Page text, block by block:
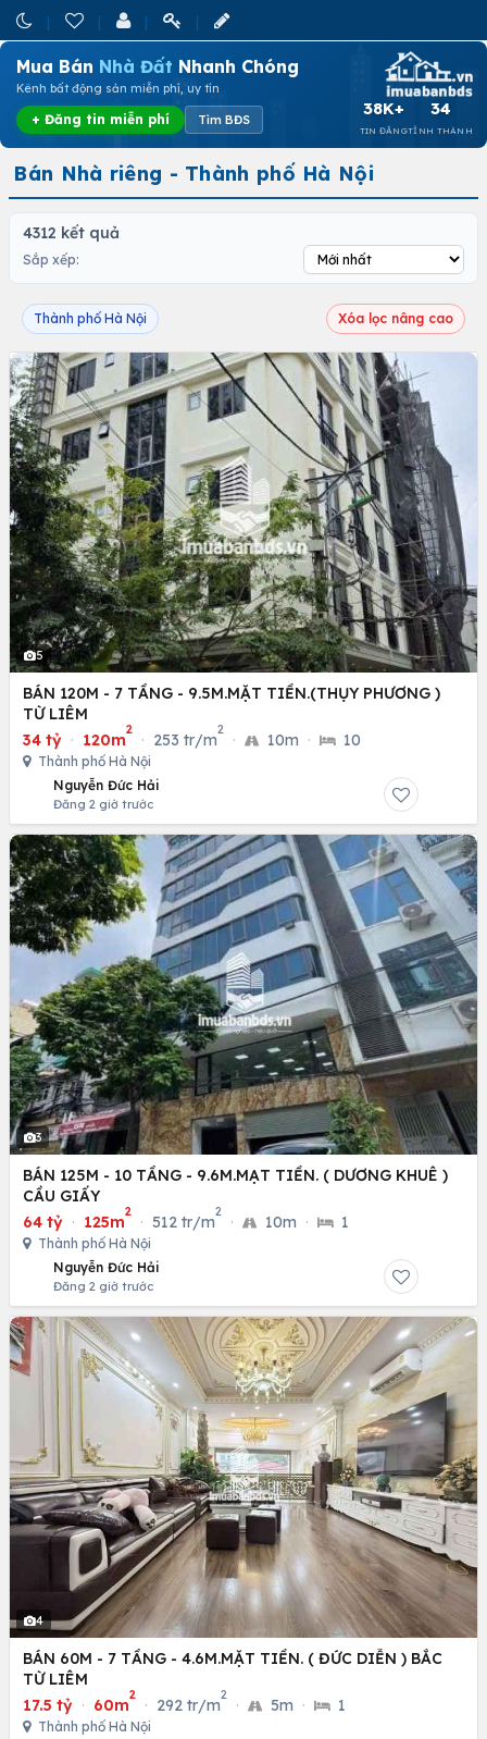
Mua Bán Nhà Đất Nhanh Chóng
Kênh bất động sản miễn phí, uy tín
+ Đăng tin miễn phí Tìm BĐS
38K+
TIN ĐĂNG
34
TỈNH THÀNH
Bán Nhà riêng - Thành phố Hà Nội
4312 kết quả
Sắp xếp:
Thành phố Hà Nội Xóa lọc nâng cao
5
BÁN 120M - 7 TẦNG - 9.5M.MẶT TIỀN.(THỤY PHƯƠNG )
TỪ LIÊM
34 tỷ · 120m
2
· 253 tr/m
2
· 10m · 10
Thành phố Hà Nội
Nguyễn Đức Hải
Đăng 2 giờ trước
3
BÁN 125M - 10 TẦNG - 9.6M.MẠT TIỀN. ( DƯƠNG KHUÊ )
CẦU GIẤY
64 tỷ · 125m
2
· 512 tr/m
2
· 10m · 1
Thành phố Hà Nội
Nguyễn Đức Hải
Đăng 2 giờ trước
4
BÁN 60M - 7 TẦNG - 4.6M.MẶT TIỀN. ( ĐỨC DIỄN ) BẮC
TỪ LIÊM
17.5 tỷ · 60m
2
· 292 tr/m
2
· 5m · 1
Thành phố Hà Nội